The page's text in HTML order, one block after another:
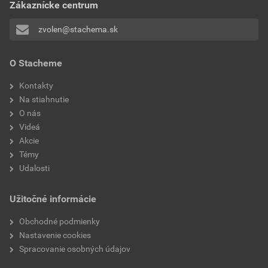
Veľkosť
0,20 MB
Technický list
Veľkosť
O Stacheme
Kontakty
Na stiahnutie
O nás
Videá
Akcie
Témy
Udalosti
Užitočné informácie
Obchodné podmienky
Nastavenie cookies
Spracovanie osobných údajov
Zákaznícke centrum
zvolen@stachema.sk